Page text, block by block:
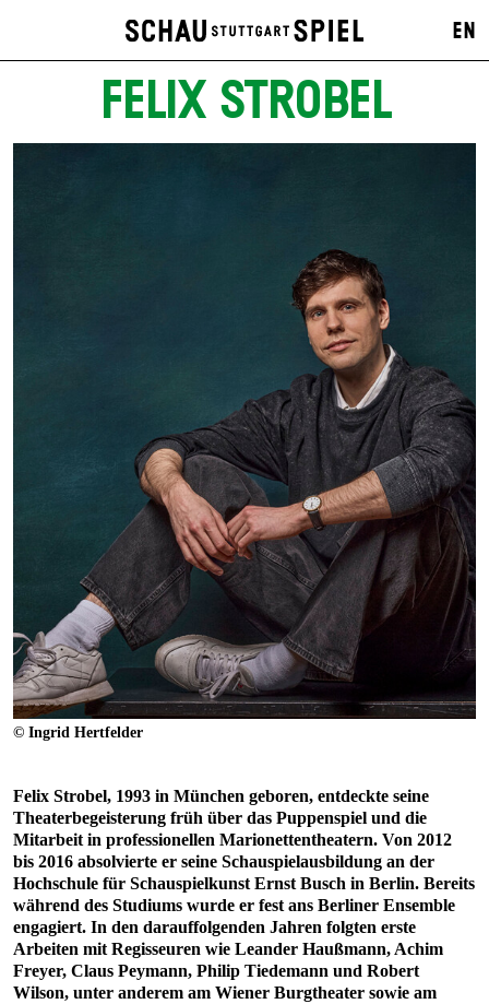
EN
FELIX STROBEL
© Ingrid Hertfelder
Felix Strobel, 1993 in München geboren, entdeckte seine
Theaterbegeisterung früh über das Puppenspiel und die
Mitarbeit in professionellen Marionettentheatern. Von 2012
bis 2016 absolvierte er seine Schauspielausbildung an der
Hochschule für Schauspielkunst Ernst Busch in Berlin. Bereits
während des Studiums wurde er fest ans Berliner Ensemble
engagiert. In den darauffolgenden Jahren folgten erste
Arbeiten mit Regisseuren wie Leander Haußmann, Achim
Freyer, Claus Peymann, Philip Tiedemann und Robert
Wilson, unter anderem am Wiener Burgtheater sowie am